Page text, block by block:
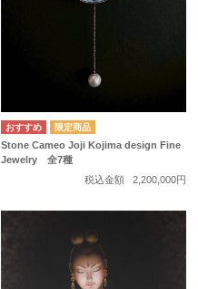
Stone Cameo Joji Kojima design Fine
Jewelry 全7種
税込金額
2,200,000円